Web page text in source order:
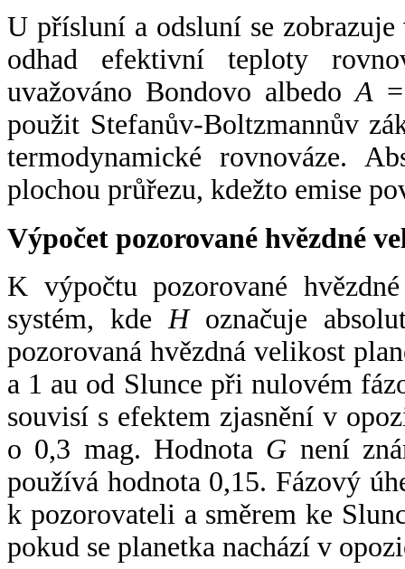
U přísluní a odsluní se
odhad efektivní teploty
uvažováno Bondovo albedoA
použit Stefanův-Boltzmannův
termodynamické rovnováze.
plochou průřezu, kdežto emise
Výpočet pozorované hvězdné
K výpočtu pozorované
systém, kde Hoznačuje
pozorovaná hvězdná velikost
a 1 au od Slunce při nulovém
souvisí s efektem zjasnění v
o 0,3 mag. Hodnota G není
používá hodnota 0,15. Fázový
k pozorovateli a směrem ke
pokud se planetka nachází v